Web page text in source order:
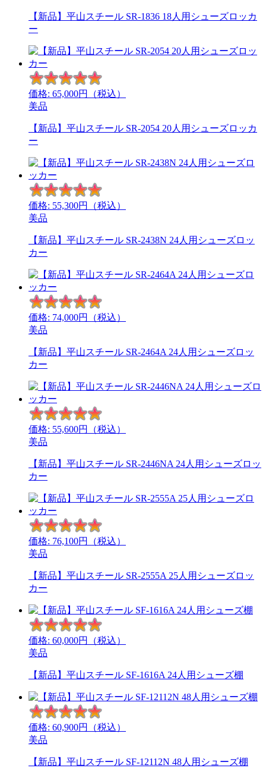
【新品】平山スチール SR-1836 18人用シューズロッカ
ー
価格: 65,000円（税込）
美品
【新品】平山スチール SR-2054 20人用シューズロッカ
ー
価格: 55,300円（税込）
美品
【新品】平山スチール SR-2438N 24人用シューズロッ
カー
価格: 74,000円（税込）
美品
【新品】平山スチール SR-2464A 24人用シューズロッ
カー
価格: 55,600円（税込）
美品
【新品】平山スチール SR-2446NA 24人用シューズロッ
カー
価格: 76,100円（税込）
美品
【新品】平山スチール SR-2555A 25人用シューズロッ
カー
価格: 60,000円（税込）
美品
【新品】平山スチール SF-1616A 24人用シューズ棚
価格: 60,900円（税込）
美品
【新品】平山スチール SF-12112N 48人用シューズ棚